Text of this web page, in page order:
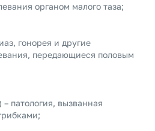
органом малого таза;
гонорея и другие
передающиеся половым
патология, вызванная